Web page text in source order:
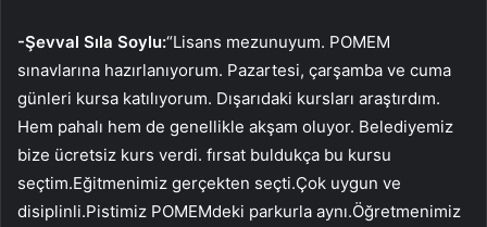
-Şevval Sıla Soylu:“Lisans mezunuyum. POMEM
sınavlarına hazırlanıyorum. Pazartesi, çarşamba ve cuma
günleri kursa katılıyorum. Dışarıdaki kursları araştırdım.
Hem pahalı hem de genellikle akşam oluyor. Belediyemiz
bize ücretsiz kurs verdi. fırsat buldukça bu kursu
seçtim.Eğitmenimiz gerçekten seçti.Çok uygun ve
disiplinli.Pistimiz POMEMdeki parkurla aynı.Öğretmenimiz